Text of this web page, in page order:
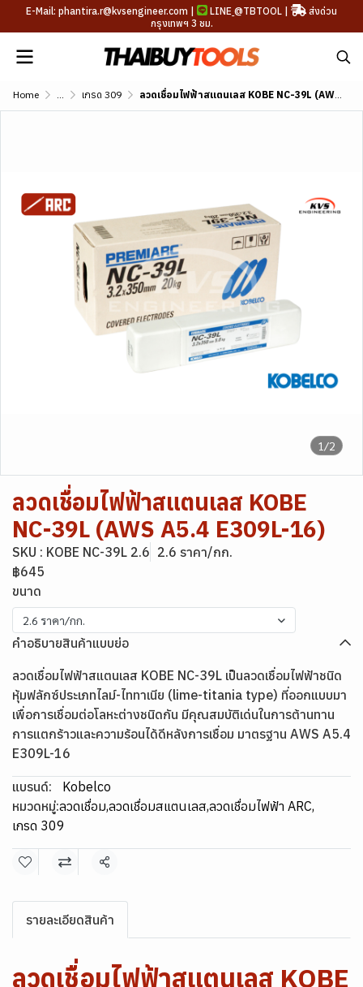
E-Mail: phantira.r@kvsengineer.com | LINE @TBTOOL |
ส่งด่วน
กรุงเทพฯ 3 ชม.
Home ... เกรด 309 ลวดเชื่อมไฟฟ้าสแตนเลส KOBE NC-39L (AWS A5.4 E309L-16)
1/2
ลวดเชื่อมไฟฟ้าสแตนเลส KOBE
NC-39L (AWS A5.4 E309L-16)
SKU : KOBE NC-39L 2.6 2.6 ราคา/กก.
฿645
ขนาด
2.6 ราคา/กก.
คำอธิบายสินค้าแบบย่อ
ลวดเชื่อมไฟฟ้าสแตนเลส KOBE NC-39L เป็นลวดเชื่อมไฟฟ้าชนิด
หุ้มฟลักซ์ประเภทไลม์-ไททาเนีย (lime-titania type) ที่ออกแบบมา
เพื่อการเชื่อมต่อโลหะต่างชนิดกัน มีคุณสมบัติเด่นในการต้านทาน
การแตกร้าวและความร้อนได้ดีหลังการเชื่อม มาตรฐาน AWS A5.4
E309L-16
แบรนด์:
Kobelco
หมวดหมู่:ลวดเชื่อม,ลวดเชื่อมสแตนเลส,ลวดเชื่อมไฟฟ้า ARC,
เกรด 309
แชร์
รายละเอียดสินค้า
ลวดเชื่อมไฟฟ้าสแตนเลส KOBE